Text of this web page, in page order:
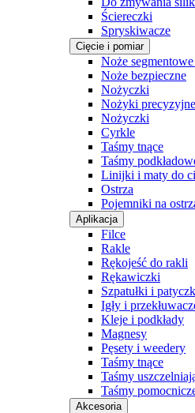
Ściereczki
Spryskiwacze
Cięcie i pomiar
Noże
Noże bezpieczne
Nożyczki
Nożyki precyzyjne
Nożyczki
Cyrkle
Taśmy tnące
Taśmy
Linijki i maty do
Ostrza
Pojemniki na
Aplikacja
Filce
Rakle
Rękojeść do rakli
Rękawiczki
Szpatułki i
Igły i
Kleje i podkłady
Magnesy
Pęsety i weedery
Taśmy tnące
Taśmy
Taśmy
Akcesoria